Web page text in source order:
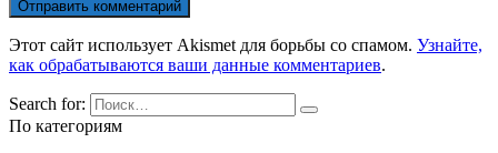
Этот сайт использует Akismet для борьбы со спамом. Узнайте,
как обрабатываются ваши данные комментариев.
Search for:
По категориям